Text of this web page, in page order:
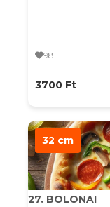
98
3700 Ft
32 cm
27. BOLONAI